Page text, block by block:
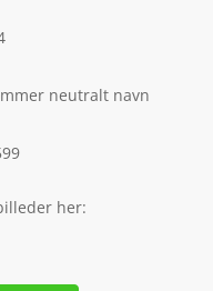
neutralt navn
her: